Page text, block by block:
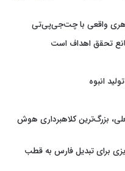
واقعی با چت‌جی‌پی‌تی
تحقق اهداف است
انبوه
چهره جعلی، بزرگ‌ترین کلاهبرداری هوش
برای تبدیل فارس به قطب